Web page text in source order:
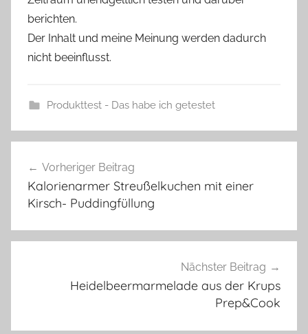
berichten.
Der Inhalt und meine Meinung werden dadurch
nicht beeinflusst.
Produkttest - Das habe ich getestet
Vorheriger Beitrag
Kalorienarmer Streußelkuchen mit einer
Kirsch- Puddingfüllung
Nächster Beitrag
Heidelbeermarmelade aus der Krups
Prep&Cook